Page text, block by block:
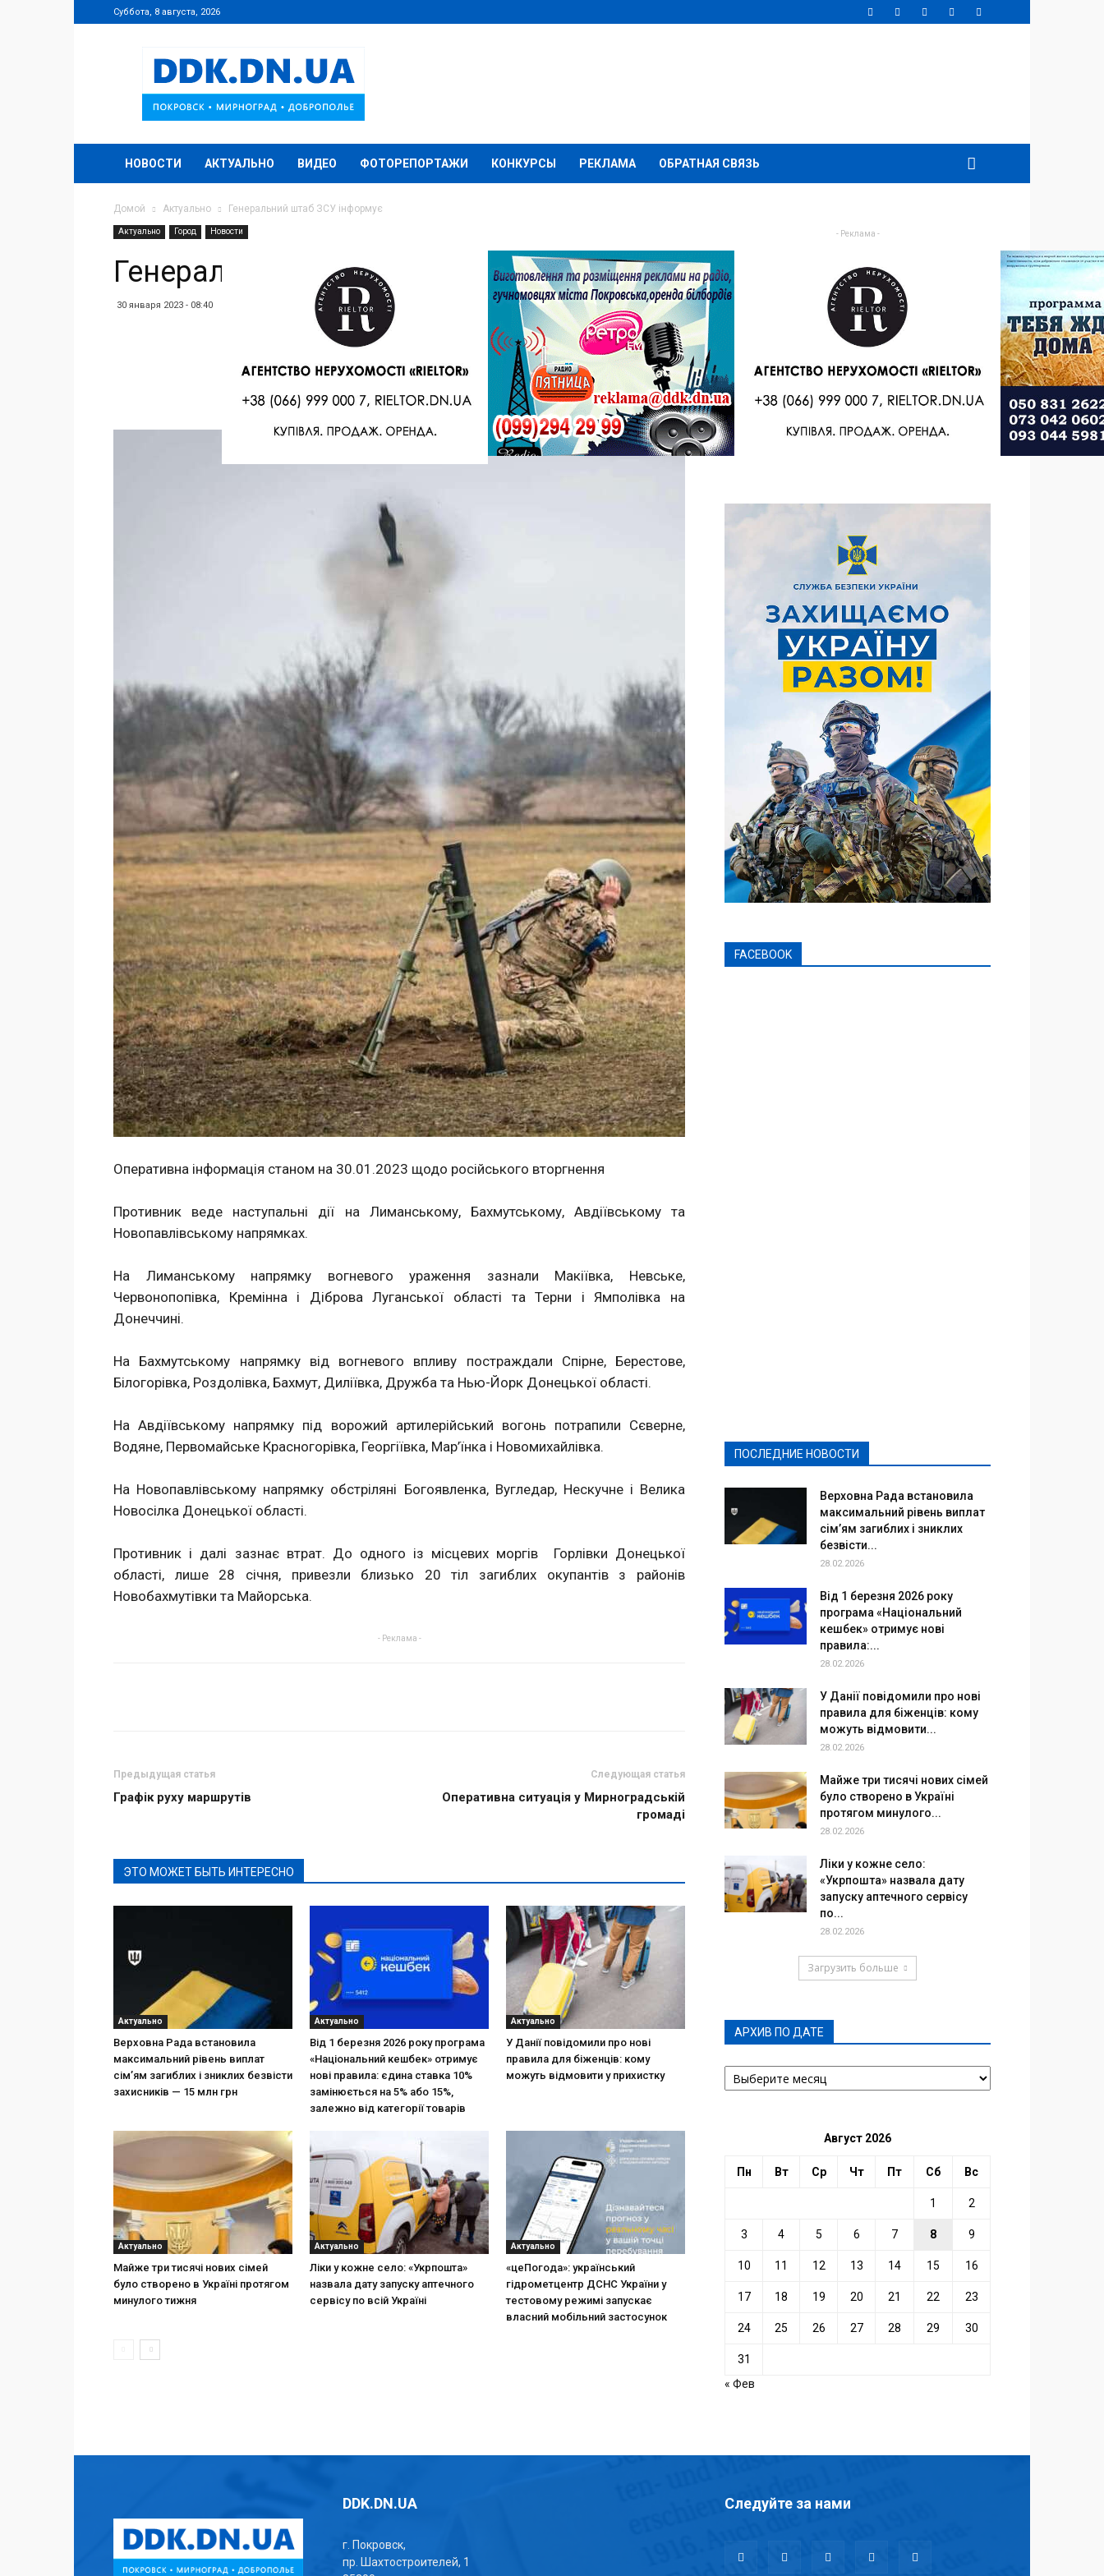
Суббота, 8 августа, 2026
DDK.DN.UA
НОВОСТИ АКТУАЛЬНО ВИДЕО ФОТОРЕПОРТАЖИ КОНКУРСЫ РЕКЛАМА ОБРАТНАЯ СВЯЗЬ
Домой Актуально Генеральний штаб ЗСУ інформує
Актуально Город Новости
Генеральний штаб ЗСУ інформує
30 января 2023 - 08:40
Facebook Twitter Telegram
Оперативна інформація станом на 30.01.2023 щодо російського вторгнення
Противник веде наступальні дії на Лиманському, Бахмутському, Авдіївському та
Новопавлівському напрямках.
На Лиманському напрямку вогневого ураження зазнали Макіївка, Невське,
Червонопопівка, Кремінна і Діброва Луганської області та Терни і Ямполівка на
Донеччині.
На Бахмутському напрямку від вогневого впливу постраждали Спірне, Берестове,
Білогорівка, Роздолівка, Бахмут, Диліївка, Дружба та Нью-Йорк Донецької області.
На Авдіївському напрямку під ворожий артилерійський вогонь потрапили Сєверне,
Водяне, Первомайське Красногорівка, Георгіївка, Мар’їнка і Новомихайлівка.
На Новопавлівському напрямку обстріляні Богоявленка, Вугледар, Нескучне і Велика
Новосілка Донецької області.
Противник і далі зазнає втрат. До одного із місцевих моргів
Горлівки Донецької
області, лише 28 січня, привезли близько 20 тіл загиблих окупантів з районів
Новобахмутівки та Майорська.
- Реклама -
Предыдущая статья
Графік руху маршрутів
Следующая статья
Оперативна ситуація у Мирноградській
громаді
ЭТО МОЖЕТ БЫТЬ ИНТЕРЕСНО
Актуально
Верховна Рада встановила
максимальний рівень виплат
сім’ям загиблих і зниклих безвісти
захисників — 15 млн грн
Актуально
Від 1 березня 2026 року програма
«Національний кешбек» отримує
нові правила: єдина ставка 10%
замінюється на 5% або 15%,
залежно від категорії товарів
Актуально
У Данії повідомили про нові
правила для біженців: кому
можуть відмовити у прихистку
Актуально
Майже три тисячі нових сімей
було створено в Україні протягом
минулого тижня
Актуально
Ліки у кожне село: «Укрпошта»
назвала дату запуску аптечного
сервісу по всій Україні
Актуально
«цеПогода»: український
гідрометцентр ДСНС України у
тестовому режимі запускає
власний мобільний застосунок
- Реклама -
FACEBOOK
ПОСЛЕДНИЕ НОВОСТИ
Верховна Рада встановила
максимальний рівень виплат
сім’ям загиблих і зниклих
безвісти...
28.02.2026
Від 1 березня 2026 року
програма «Національний
кешбек» отримує нові
правила:...
28.02.2026
У Данії повідомили про нові
правила для біженців: кому
можуть відмовити...
28.02.2026
Майже три тисячі нових сімей
було створено в Україні
протягом минулого...
28.02.2026
Ліки у кожне село:
«Укрпошта» назвала дату
запуску аптечного сервісу
по...
28.02.2026
Загрузить больше
АРХИВ ПО ДАТЕ
АРХИВ
ПО
Август 2026
Пн Вт Ср Чт Пт Сб Вс
1 2
3 4 5 6 7 8 9
10 11 12 13 14 15 16
17 18 19 20 21 22 23
24 25 26 27 28 29 30
31
« Фев
DDK.DN.UA
г. Покровск,
пр. Шахтостроителей, 1
Следуйте за нами